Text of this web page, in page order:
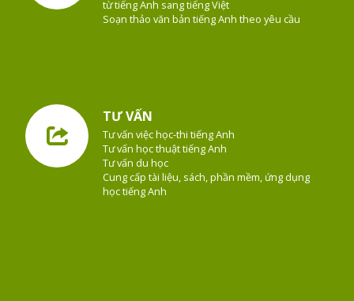
từ tiếng Anh sang tiếng Việt
Soạn thảo văn bản tiếng Anh theo yêu cầu
TƯ VẤN
Tư vấn việc học-thi tiếng Anh
Tư vấn học thuật tiếng Anh
Tư vấn du học
Cung cấp tài liệu, sách, phần mềm, ứng dụng
học tiếng Anh